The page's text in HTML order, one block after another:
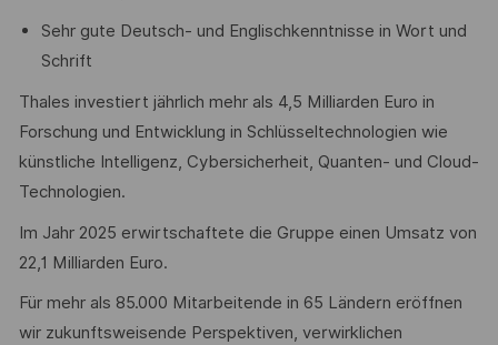
Sehr gute Deutsch- und Englischkenntnisse in Wort und
Schrift
Thales investiert jährlich mehr als 4,5 Milliarden Euro in
Forschung und Entwicklung in Schlüsseltechnologien wie
künstliche Intelligenz, Cybersicherheit, Quanten- und Cloud-
Technologien.
Im Jahr 2025 erwirtschaftete die Gruppe einen Umsatz von
22,1 Milliarden Euro.
Für mehr als 85.000 Mitarbeitende in 65 Ländern eröffnen
wir zukunftsweisende Perspektiven, verwirklichen